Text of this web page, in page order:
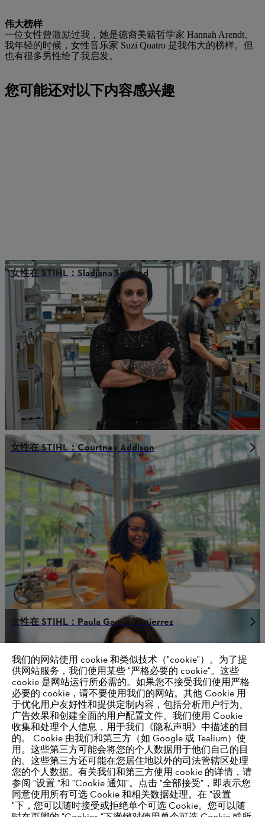
伟大榜样
一位女性曾激励过我，她是德裔美籍哲学家 Hannah Arendt。
我年轻的时候，女性音乐家 Suzi Quatro 是我伟大的榜样。但
也有很多男性给了我启发。
您可能还对以下内容感兴趣
女性在 STIHL：Sladjana Seeland
女性在 STIHL：Courtney Addison
女性在 STIHL：Paula Garcia-Gutierrez
供应商信息
产品
联系方式
职业生涯
举报系统
我们的网站使用 cookie 和类似技术（"cookie"）。为了提
供网站服务，我们使用某些 "严格必要的 cookie"。这些
cookie 是网站运行所必需的。如果您不接受我们使用严格
必要的 cookie，请不要使用我们的网站。其他 Cookie 用
于优化用户友好性和提供定制内容，包括分析用户行为、
广告效果和创建全面的用户配置文件。我们使用 Cookie
收集和处理个人信息，用于我们《隐私声明》中描述的目
的。 Cookie 由我们和第三方（如 Google 或 Tealium）使
用。这些第三方可能会将您的个人数据用于他们自己的目
的。这些第三方还可能在您居住地以外的司法管辖区处理
您的个人数据。有关我们和第三方使用 cookie 的详情，请
参阅 "设置 "和 "Cookie 通知"。点击 "全部接受"，即表示您
同意使用所有可选 Cookie 和相关数据处理。在 "设置
"下，您可以随时接受或拒绝单个可选 Cookie。您可以随